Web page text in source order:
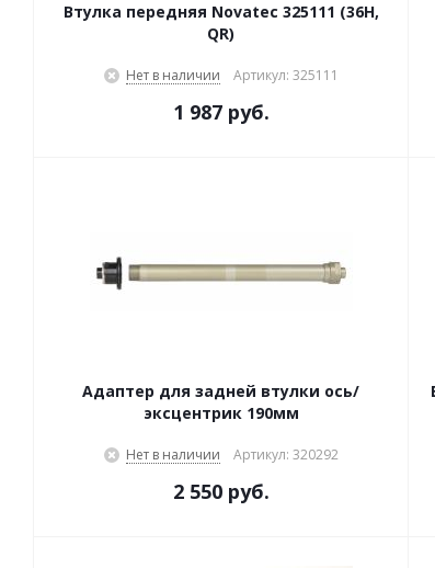
Втулка передняя Novatec 325111 (36H,
QR)
Нет в наличии Артикул: 325111
1 987 руб.
Адаптер для задней втулки ось/
эксцентрик 190мм
Нет в наличии Артикул: 320292
2 550 руб.